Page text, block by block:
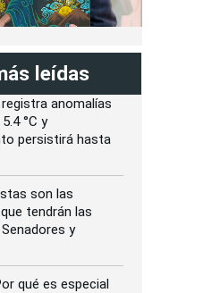
leídas
anomalías
°C y
persistirá hasta
son las
tendrán las
y
qué es especial